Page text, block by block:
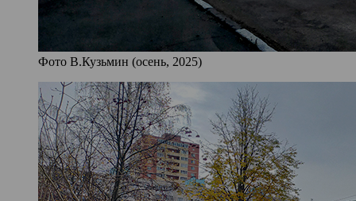
Фото В.Кузьмин (осень, 2025)